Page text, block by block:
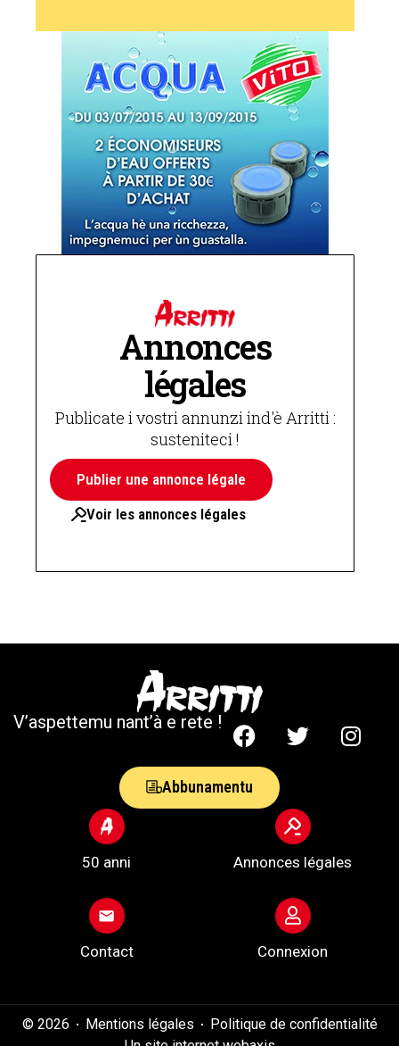
Annonces
légales
Publicate i vostri annunzi ind'è Arritti :
susteniteci !
Publier une annonce légale
Voir les annonces légales
V’aspettemu nant’à e rete !
50 anni Annonces légales
Contact Connexion
Abbunamentu
© 2026 Mentions légales
Politique de confidentialité